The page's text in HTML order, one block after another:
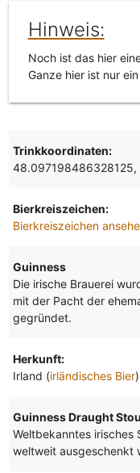
Hinweis:
Noch ist das hier
Ganze hier ist nur
Trinkkoordinaten:
Bierkreiszeichen:
Bierkreiszeichen
Guinness
Die irische Brauerei
mit der Pacht der
gegründet.
Herkunft:
Irland (irländisches Bier)
Guinness Draught
Weltbekanntes irisches
weltweit ausgeschenkt